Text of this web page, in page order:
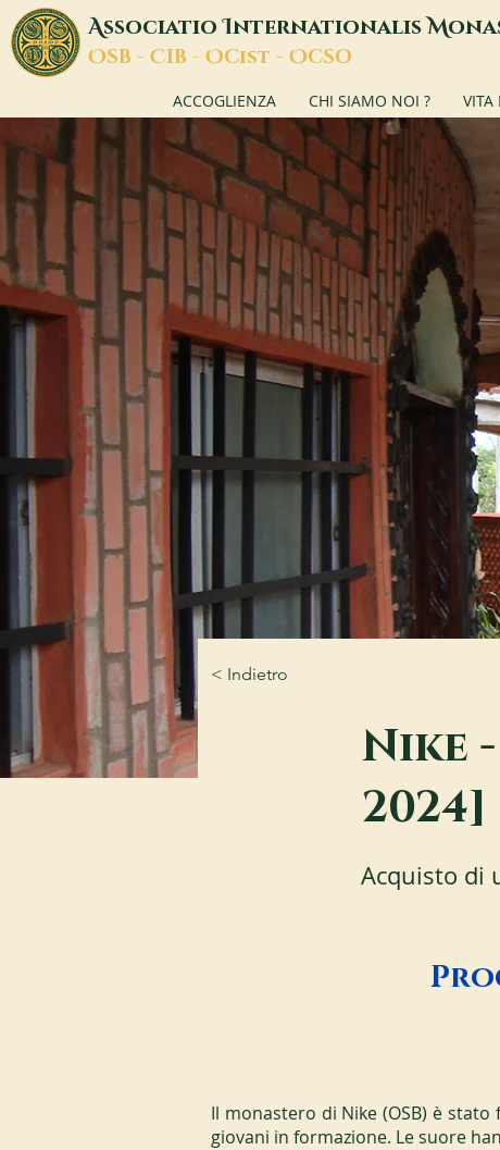
AssociatioInternationalisM
OSB - CIB - OCist - OCSO
ACCOGLIENZA CHI SIAMO NOI ? VITA
< Indietro
Nike
2024]
Acquisto di
Il monastero di Nike (OSB) è
giovani in formazione. Le suore